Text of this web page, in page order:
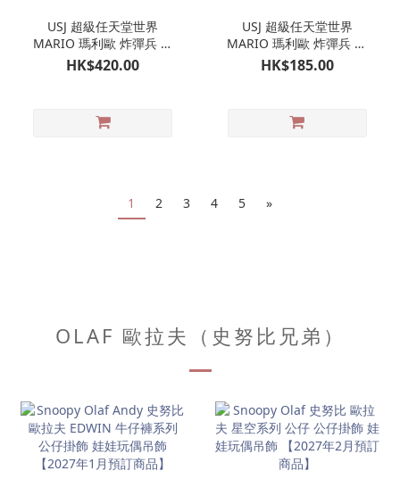
USJ 超級任天堂世界
MARIO 瑪利歐 炸彈兵 行
走玩具｜日本環球影城限
HK$420.00
USJ 超級任天堂世界
MARIO 瑪利歐 炸彈兵 孖
裝吊飾掛飾｜日本環球影
城限定
HK$185.00
1 2 3 4 5 »
OLAF 歐拉夫（史努比兄弟）